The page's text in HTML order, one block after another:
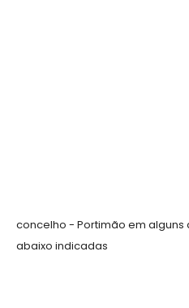
concelho - Portimão em
abaixo indicadas